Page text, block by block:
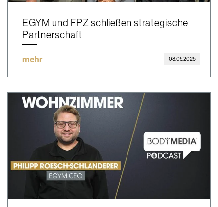
EGYM und FPZ schließen strategische
Partnerschaft
mehr 08.05.2025